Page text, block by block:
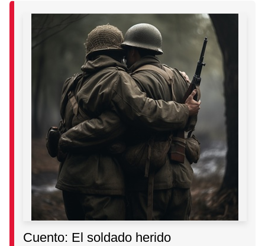
Cuento: El soldado herido